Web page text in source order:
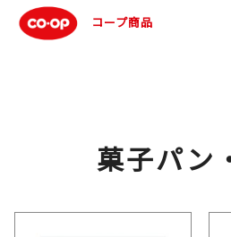
コープ商品
菓子パン